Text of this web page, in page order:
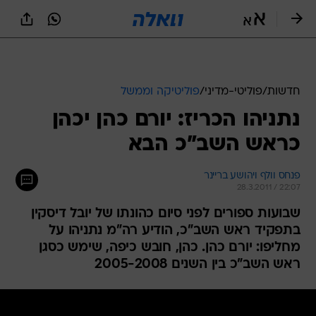
חדשות/פוליטי-מדיני/פוליטיקה וממשל
נתניהו הכריז: יורם כהן יכהן
כראש השב"כ הבא
פנחס וולף ויהושע בריינר
28.3.2011 / 22:07
שבועות ספורים לפני סיום כהונתו של יובל דיסקין
בתפקיד ראש השב"כ, הודיע רה"מ נתניהו על
מחליפו: יורם כהן. כהן, חובש כיפה, שימש כסגן
ראש השב"כ בין השנים 2005-2008